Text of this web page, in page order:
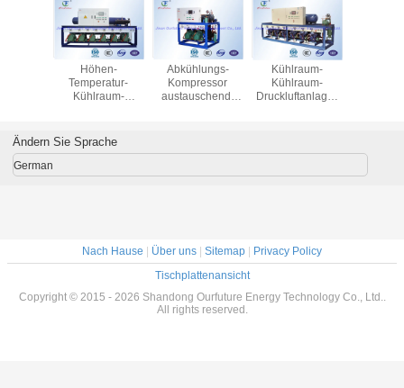
Bitzer
Höhen-
Temperatur-
Kühlraum-
Kühlraum
austauscht
Abkühlungs-
Kompressor
austauschend,
stark
Kühlraum-
Kühlraum-
Druckluftanlage-
Ändern Sie Sprache
German
Nach Hause Über uns Sitemap
Privacy Policy
Tischplattenansicht
Copyright © 2015 - 2026 Shandong Ourfuture Energy Technology Co., Ltd..
All rights reserved.